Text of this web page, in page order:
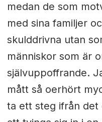
medan de som
med sina familjer
skulddrivna utan
människor som är
självuppoffrande.
mått så oerhört
ta ett steg ifrån det